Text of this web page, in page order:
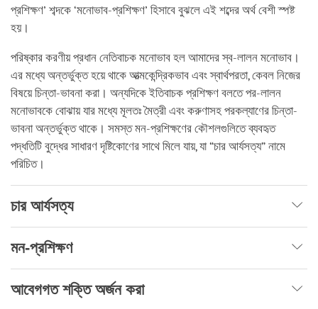
প্রশিক্ষণ’ শব্দকে ‘মনোভাব-প্রশিক্ষণ’ হিসাবে বুঝলে এই শব্দের অর্থ বেশী স্পষ্ট
হয়।
পরিষ্কার করণীয় প্রধান নেতিবাচক মনোভাব হল আমাদের স্ব-লালন মনোভাব।
এর মধ্যে অন্তর্ভুক্ত হয়ে থাকে আত্মকেন্দ্রিকভাব এবং স্বার্থপরতা, কেবল নিজের
বিষয়ে চিন্তা-ভাবনা করা। অন্যদিকে ইতিবাচক প্রশিক্ষণ বলতে পর-লালন
মনোভাবকে বোঝায় যার মধ্যে মূলতঃ মৈত্রী এবং করুণাসহ পরকল্যাণের চিন্তা-
ভাবনা অন্তর্ভুক্ত থাকে। সমস্ত মন-প্রশিক্ষণের কৌশলগুলিতে ব্যবহৃত
পদ্ধতিটি বুদ্ধের সাধারণ দৃষ্টিকোণের সাথে মিলে যায়, যা “চার আর্যসত্য” নামে
পরিচিত।
চার আর্যসত্য
মন-প্রশিক্ষণ
আবেগগত শক্তি অর্জন করা